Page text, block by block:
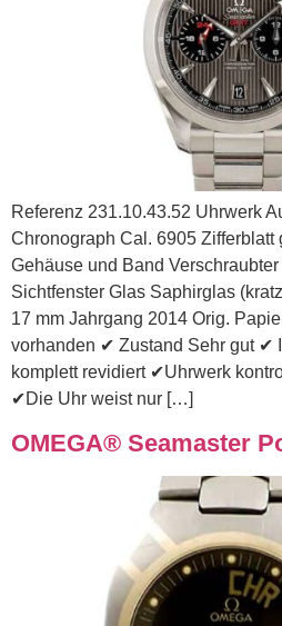
Referenz 231.10.43.52 Uhrwerk
Chronograph Cal. 6905 Zifferblatt
Gehäuse und Band
Sichtfenster Glas Saphirglas
17 mm Jahrgang 2014 Orig.
vorhanden ✔ Zustand Sehr gut ✔
komplett revidiert ✔Uhrwerk
✔Die Uhr weist nur […]
OMEGA® Seamaster